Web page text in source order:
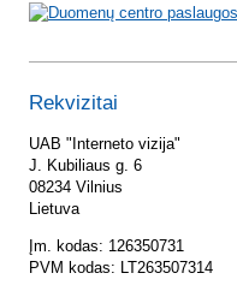
Rekvizitai
UAB "Interneto vizija"
J. Kubiliaus g. 6
08234 Vilnius
Lietuva
Įm. kodas: 126350731
PVM kodas: LT263507314